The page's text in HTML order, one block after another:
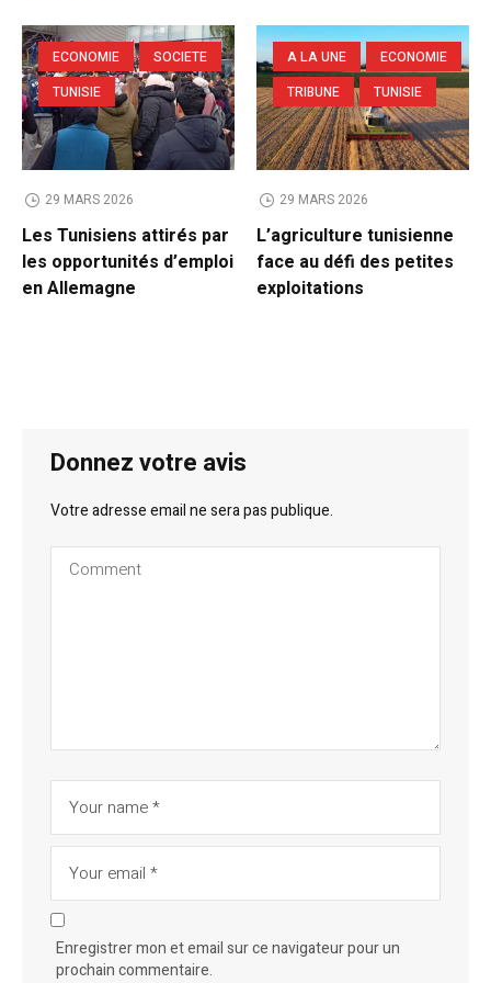
ECONOMIE
SOCIETE
TUNISIE
29 MARS 2026
Les Tunisiens attirés par
les opportunités d’emploi
en Allemagne
A LA UNE
ECONOMIE
TRIBUNE
TUNISIE
29 MARS 2026
L’agriculture tunisienne
face au défi des petites
exploitations
Donnez votre avis
Votre adresse email ne sera pas publique.
Enregistrer mon et email sur ce navigateur pour un
prochain commentaire.